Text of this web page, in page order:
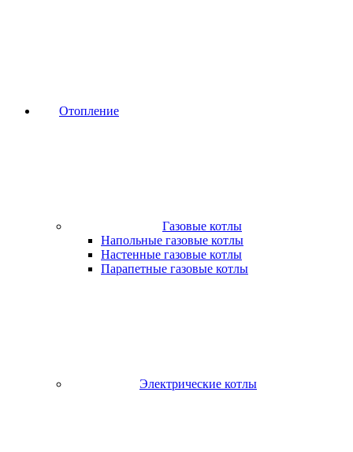
Отопление
Газовые котлы
Напольные газовые котлы
Настенные газовые котлы
Парапетные газовые котлы
Электрические котлы